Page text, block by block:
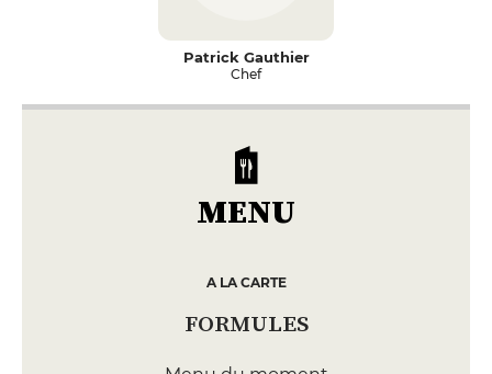
Patrick Gauthier
Chef
MENU
A LA CARTE
FORMULES